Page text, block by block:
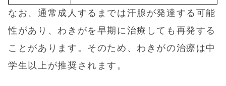
なお、通常成人するまでは汗腺が発達する可能
性があり、わきがを早期に治療しても再発する
ことがあります。そのため、わきがの治療は中
学生以上が推奨されます。